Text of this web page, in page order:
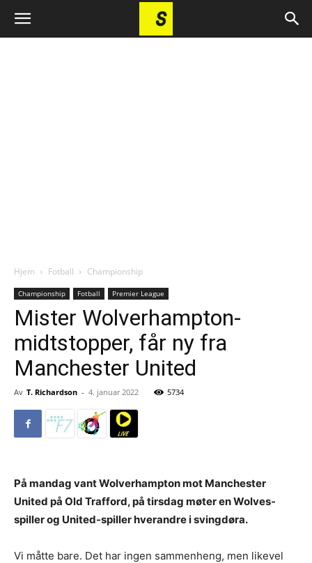
Hjem Fotball Championship
Championship Fotball Premier League
Mister Wolverhampton-
midtstopper, får ny fra
Manchester United
Av T. Richardson - 4. januar 2022 5734
På mandag vant Wolverhampton mot Manchester
United på Old Trafford, på tirsdag møter en Wolves-
spiller og United-spiller hverandre i svingdøra.
Vi måtte bare. Det har ingen sammenheng, men likevel